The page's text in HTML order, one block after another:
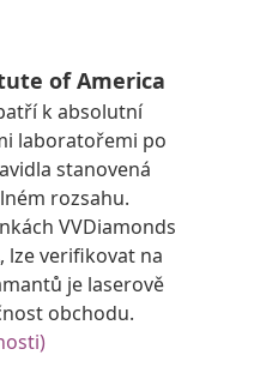
of America
k absolutní
laboratořemi po
stanovená
rozsahu.
VVDiamonds
lze verifikovat na
je laserově
obchodu.